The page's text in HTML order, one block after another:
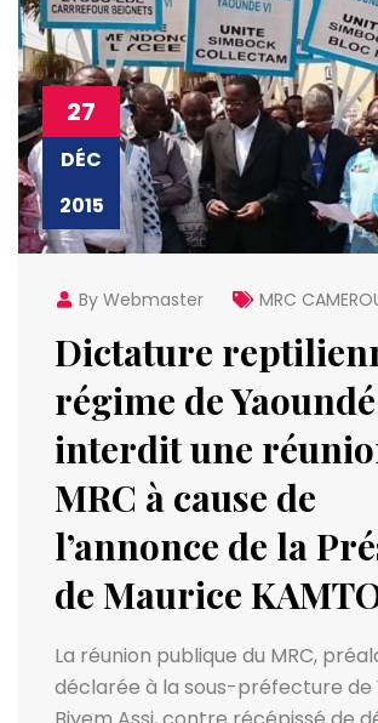
27
DÉC
2015
By Webmaster MRC
Dictature
régime de Yaoundé
interdit une
MRC à cause de
l’annonce de la
de Maurice
La réunion publique du MRC,
déclarée à la sous-préfecture de